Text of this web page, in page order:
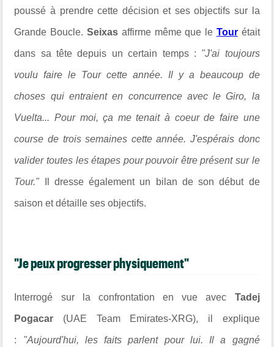
poussé à prendre cette décision et ses objectifs sur la
Grande Boucle. Seixas affirme même que le Tour était
dans sa tête depuis un certain temps : "J'ai toujours
voulu faire le Tour cette année. Il y a beaucoup de
choses qui entraient en concurrence avec le Giro, la
Vuelta... Pour moi, ça me tenait à coeur de faire une
course de trois semaines cette année. J'espérais donc
valider toutes les étapes pour pouvoir être présent sur le
Tour." Il dresse également un bilan de son début de
saison et détaille ses objectifs.
"Je peux progresser physiquement"
Interrogé sur la confrontation en vue avec Tadej
Pogacar (UAE Team Emirates-XRG), il explique
: "Aujourd'hui, les faits parlent pour lui. Il a gagné